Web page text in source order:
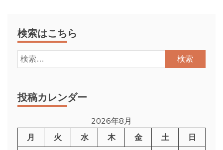
検索はこちら
検
索:
投稿カレンダー
2026年8月
月
火 水 木 金 土
日